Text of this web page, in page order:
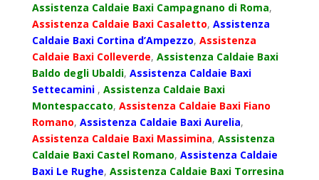
Assistenza Caldaie Baxi Campagnano di Roma,
Assistenza Caldaie Baxi Casaletto, Assistenza
Caldaie Baxi Cortina d’Ampezzo, Assistenza
Caldaie Baxi Colleverde, Assistenza Caldaie Baxi
Baldo degli Ubaldi, Assistenza Caldaie Baxi
Settecamini , Assistenza Caldaie Baxi
Montespaccato, Assistenza Caldaie Baxi Fiano
Romano, Assistenza Caldaie Baxi Aurelia,
Assistenza Caldaie Baxi Massimina, Assistenza
Caldaie Baxi Castel Romano, Assistenza Caldaie
Baxi Le Rughe, Assistenza Caldaie Baxi Torresina